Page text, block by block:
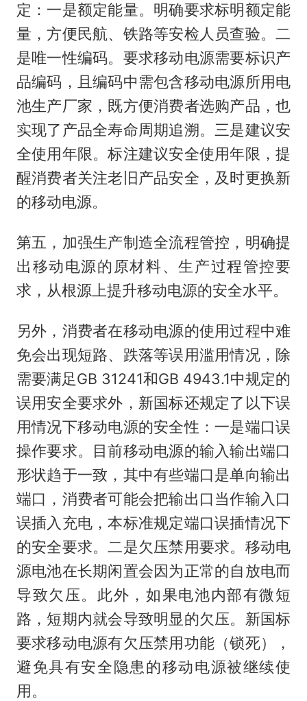
定：一是额定能量。明确要求标明额定能
量，方便民航、铁路等安检人员查验。二
是唯一性编码。要求移动电源需要标识产
品编码，且编码中需包含移动电源所用电
池生产厂家，既方便消费者选购产品，也
实现了产品全寿命周期追溯。三是建议安
全使用年限。标注建议安全使用年限，提
醒消费者关注老旧产品安全，及时更换新
的移动电源。
第五，加强生产制造全流程管控，明确提
出移动电源的原材料、生产过程管控要
求，从根源上提升移动电源的安全水平。
另外，消费者在移动电源的使用过程中难
免会出现短路、跌落等误用滥用情况，除
需要满足GB 31241和GB 4943.1中规定的
误用安全要求外，新国标还规定了以下误
用情况下移动电源的安全性：一是端口误
操作要求。目前移动电源的输入输出端口
形状趋于一致，其中有些端口是单向输出
端口，消费者可能会把输出口当作输入口
误插入充电，本标准规定端口误插情况下
的安全要求。二是欠压禁用要求。移动电
源电池在长期闲置会因为正常的自放电而
导致欠压。此外，如果电池内部有微短
路，短期内就会导致明显的欠压。新国标
要求移动电源有欠压禁用功能（锁死），
避免具有安全隐患的移动电源被继续使
用。